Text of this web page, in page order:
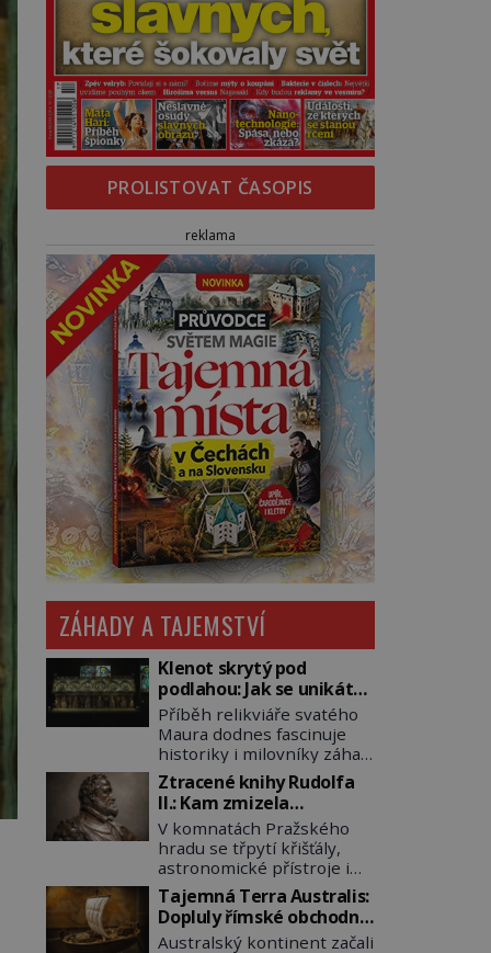
PROLISTOVAT ČASOPIS
reklama
ZÁHADY A TAJEMSTVÍ
Klenot skrytý pod
podlahou: Jak se unikátní
románský poklad dostal
do zapadlého Bečova?
Příběh relikviáře svatého
Maura dodnes fascinuje
historiky i milovníky záhad
po celém světě. Tato
románská zlatnická
památka ze 13. století je
po českých korunovačních
klenotech druhým
nejcennějším movitým
majetkem v České
republice. Přestože byl
klenot v roce 1985 po
Ztracené knihy Rudolfa
II.: Kam zmizela
nejzáhadnější knihovna
Evropy?
V komnatách Pražského
hradu se třpytí křišťály,
astronomické přístroje i
podivné alchymistické
rukopisy. Císař Rudolf II.
shromažďuje vše, co
souvisí s tajemstvím
Tajemná Terra Australis:
Dopluly římské obchodní
lodě až do Austrálie?
Australský kontinent začali